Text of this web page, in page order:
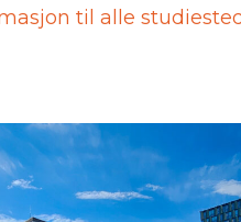
til alle